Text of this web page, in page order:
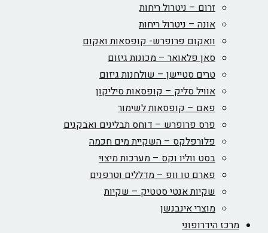
זרום – ניטרול ריחות
אונה – ניטרול ריחות
וואקום פרופרש- קופסאות ואקום
סאן פלאואר – מכונות גיזום
טרים סטיישן – שולחנות גיזום
אוויל סליק – קופסאות סיליקון
פאם – קופסאות לשימור
פרס פרופרש – דוחס תבלינים ואבקנים
פלורפלקס – השקיית מים חכמה
בסט ווליו וקס – מערכות מיצוי
פארם טו וופ – מדללים וטרפנים
שקיות אנטי סטטיק – שקיות
מוצרי אינבנשן
מרכז הידרופוני